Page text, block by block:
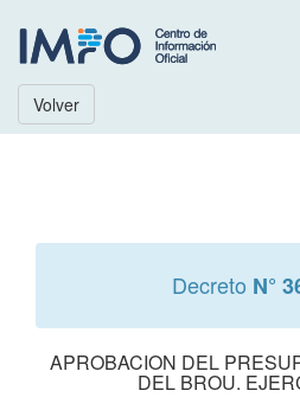
Volver
Decreto N°
APROBACION DEL
DEL BROU.